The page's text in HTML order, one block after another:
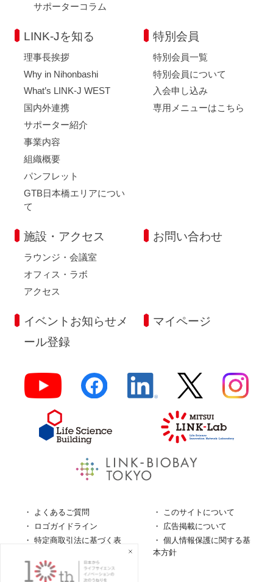
サポーターコラム
LINK-Jを知る
理事長挨拶
Why in Nihonbashi
What’s LINK-J WEST
国内外連携
サポーター紹介
事業内容
組織概要
パンフレット
GTB日本橋エリアについ
て
特別会員
特別会員一覧
特別会員について
入会申し込み
専用メニューはこちら
施設・アクセス
ラウンジ・会議室
オフィス・ラボ
アクセス
お問い合わせ
イベントお知らせメ
ール登録
マイページ
よくあるご質問
このサイトについて
ロゴガイドライン
広告掲載について
特定商取引法に基づく表
個人情報保護に関する基
本方針
個人情報の取扱について